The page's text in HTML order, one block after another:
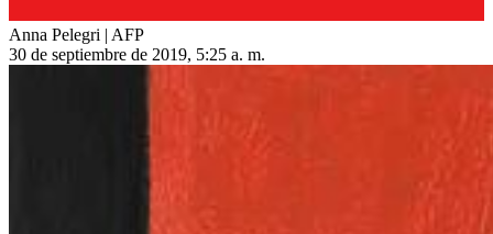
Anna Pelegri | AFP
30 de septiembre de 2019, 5:25 a. m.